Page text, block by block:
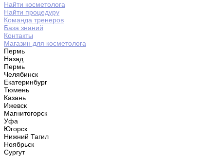
Найти косметолога
Найти процедуру
Команда тренеров
База знаний
Контакты
Магазин для косметолога
Пермь
Назад
Пермь
Челябинск
Екатеринбург
Тюмень
Казань
Ижевск
Магнитогорск
Уфа
Югорск
Нижний Тагил
Ноябрьск
Сургут